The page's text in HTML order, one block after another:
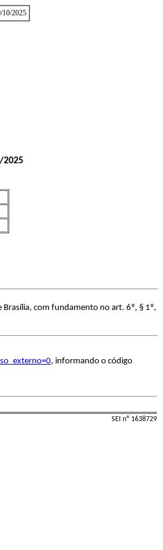
10/2025
2025
com fundamento no art. 6º, § 1º,
, informando o código
SEI nº 1638729